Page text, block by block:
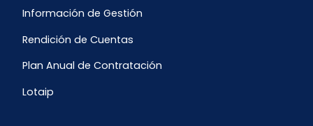
Información de Gestión
Rendición de Cuentas
Plan Anual de Contratación
Lotaip